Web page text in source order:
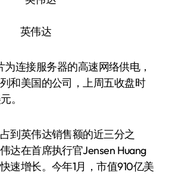
英伟达
连接服务器的高速网络供电，
和美国的公司，上周五收盘时
。
英伟达销售额的近三分之
达在首席执行官Jensen Huang
速增长。今年1月，市值910亿美